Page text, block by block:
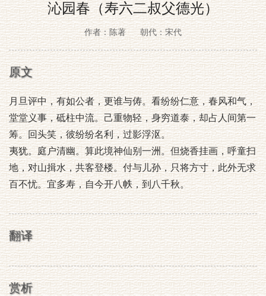
沁园春（寿六二叔父德光）
作者：陈著 朝代：宋代
原文
月旦评中，有如公者，更谁与俦。看纷纷仁意，春风和气，
堂堂义事，砥柱中流。己重物轻，身穷道泰，却占人间第一
筹。回头笑，彼纷纷名利，过影浮沤。
夷犹。庭户清幽。算此境神仙别一洲。但烧香挂画，呼童扫
地，对山揖水，共客登楼。付与儿孙，只将方寸，此外无求
百不忧。宜多寿，自今开八帙，到八千秋。
翻译
赏析